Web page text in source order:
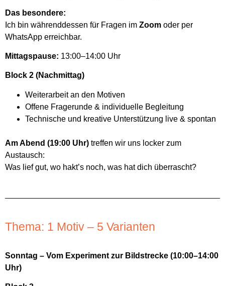
Das besondere:
Ich bin währenddessen für Fragen im Zoom oder per
WhatsApp erreichbar.
Mittagspause: 13:00–14:00 Uhr
Block 2 (Nachmittag)
Weiterarbeit an den Motiven
Offene Fragerunde & individuelle Begleitung
Technische und kreative Unterstützung live & spontan
Am Abend (19:00 Uhr) treffen wir uns locker zum
Austausch:
Was lief gut, wo hakt’s noch, was hat dich überrascht?
Thema: 1 Motiv – 5 Varianten
Sonntag – Vom Experiment zur Bildstrecke (10:00–14:00
Uhr)